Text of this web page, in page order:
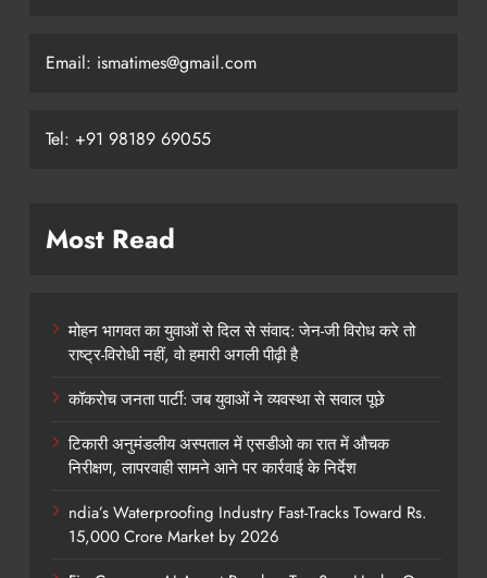
Email: ismatimes@gmail.com
Tel: +91 98189 69055
Most Read
मोहन भागवत का युवाओं से दिल से संवाद: जेन-जी विरोध करे तो
राष्ट्र-विरोधी नहीं, वो हमारी अगली पीढ़ी है
कॉकरोच जनता पार्टी: जब युवाओं ने व्यवस्था से सवाल पूछे
टिकारी अनुमंडलीय अस्पताल में एसडीओ का रात में औचक
निरीक्षण, लापरवाही सामने आने पर कार्रवाई के निर्देश
ndia’s Waterproofing Industry Fast-Tracks Toward Rs.
15,000 Crore Market by 2026